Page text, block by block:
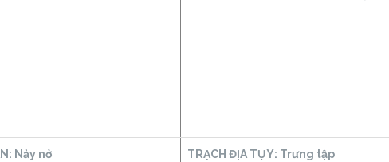
Nảy nở TRẠCH ĐỊA TỤY: Trưng tập